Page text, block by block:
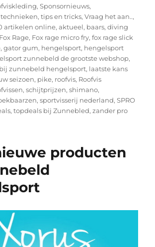
,Sponsornieuws,
technieken,tips en tricks,Vraag het aan..,
artikelen online,aktueel, baars,diving
Fox Rage, Fox rage micro fry,fox rage slick
,gator gum, hengelsport, hengelsport
zunnebeld de grootste webshop,
zunnebeld hengelsport, laatste kans
seizoen, pike, roofvis, Roofvis
,schijtprijzen,shimano,
,sportvisserij nederland,SPRO
,topdeals bij Zunnebled,zander pro
producten